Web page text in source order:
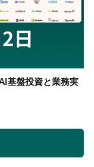
基盤投資と業務実